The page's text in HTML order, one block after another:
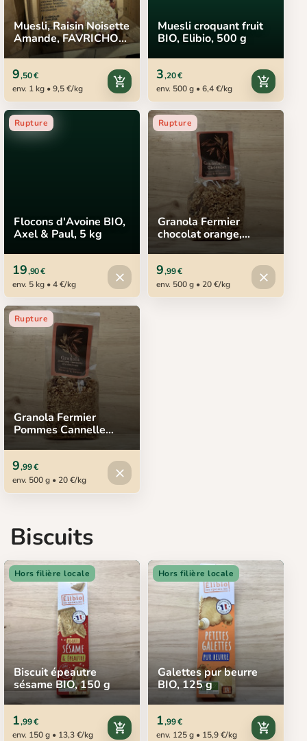
Muesli, Raisin Noisette
Amande, FAVRICHON,
1 kg
9,50 €
env. 1 kg • 9,5 €/kg
add_shopping_cart
Muesli croquant fruit
BIO, Elibio, 500 g
3,20 €
env. 500 g • 6,4 €/kg
add_shopping_cart
Rupture
Flocons d'Avoine BIO,
Axel & Paul, 5 kg
19,90 €
env. 5 kg • 4 €/kg
close Produit indisponible
Rupture
Granola Fermier
chocolat orange,
500 g
9,99 €
env. 500 g • 20 €/kg
close Produit
Rupture
Granola Fermier
Pommes Cannelle
Cranberries, Ferme de
la Garenne, 500 g
9,99 €
env. 500 g • 20 €/kg
close Produit indisponible
Biscuits
Hors filière locale
Biscuit épeautre
sésame BIO, 150 g
1,99 €
env. 150 g • 13,3 €/kg
add_shopping_cart
Hors filière locale
Galettes pur beurre
BIO, 125 g
1,99 €
env. 125 g • 15,9 €/kg
add_shopping_cart